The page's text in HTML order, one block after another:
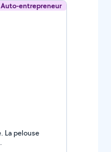
Auto-entrepreneur
La pelouse